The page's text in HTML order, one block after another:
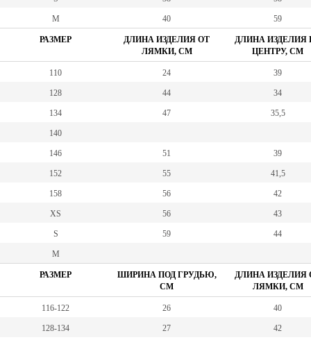
M 40 59
РАЗМЕР
ДЛИНА ИЗДЕЛИЯ ОТ
ЛЯМКИ, СМ
ДЛИНА ИЗДЕЛИЯ
ЦЕНТРУ, СМ
110 24 39
128 44 34
134 47 35,5
140
146 51 39
152 55 41,5
158 56 42
XS 56 43
S 59 44
M
РАЗМЕР
ШИРИНА ПОД ГРУДЬЮ,
СМ
ДЛИНА ИЗДЕЛИЯ
ЛЯМКИ, СМ
116-122 26 40
128-134 27 42